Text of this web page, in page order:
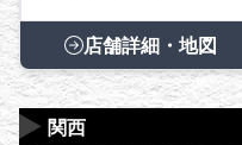
店舗詳細・地図
関西
▶